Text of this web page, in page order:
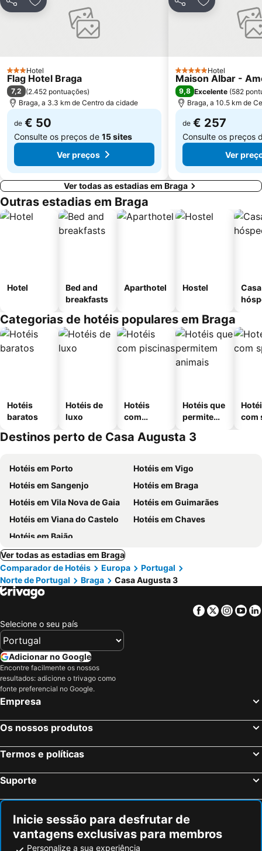
Palacio do Freixo
Mindelo Beach
Bom Jesus do Monte
Estação de Caminhos de Ferro de Braga
Parque do Palácio de Cristal
Arrábida Shopping
Praia de Esposende
Aquático de Fafe
Azurara Beach
PartilharAdicionar aos favoritos
3 Estrelas
Hotel
Flag Hotel Braga
7,2 (2.452 pontuações)
Braga, a 3.3 km de Centro da cidade
de € 50
Consulte os preços de 15 sites
Ver preços
PartilharAdicionar
5 EstrelasHotel
Maison Albar -
9,8 Excelente (582
Braga, a 10.5 km de
de € 257
Consulte os preços
Ver
Ver todas as estadias em Braga
Outras estadias em Braga
Hotel
Bed and
breakfasts
Aparthotel Hostel
Categorias de hotéis populares em Braga
Hotéis
baratos
Hotéis de
luxo
Hotéis
com
Hotéis que
permitem
com
Destinos perto de Casa Augusta 3
Hotéis em Porto
Hotéis em Vigo
Hotéis em Sangenjo
Hotéis em Braga
Hotéis em Vila Nova de Gaia
Hotéis em Guimarães
Hotéis em Viana do Castelo
Hotéis em Chaves
Hotéis em Baião
Ver todas as estadias em Braga
Comparador de Hotéis
Europa
Portugal
Norte de Portugal
Braga Casa Augusta 3
Facebook
Twitter
Selecione o seu país
Adicionar no Google
Encontre facilmente os nossos
resultados: adicione o trivago como
fonte preferencial no Google.
Empresa
Os nossos produtos
Termos e políticas
Suporte
Inicie sessão para desfrutar de
vantagens exclusivas para membros
Personalize a sua experiência